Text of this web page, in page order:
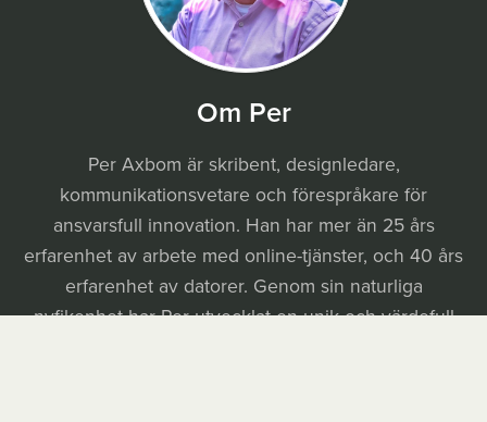
Om Per
Per Axbom är skribent, designledare,
kommunikationsvetare och förespråkare för
ansvarsfull innovation. Han har mer än 25 års
erfarenhet av arbete med online-tjänster, och 40 års
erfarenhet av datorer. Genom sin naturliga
nyfikenhet har Per utvecklat en unik och värdefull